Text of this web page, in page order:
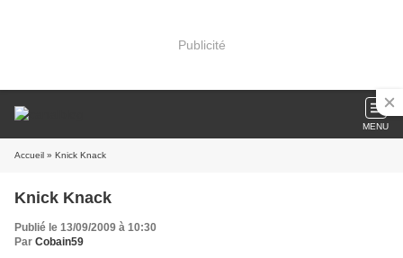
Publicité
MENU
Accueil » Knick Knack
Knick Knack
Publié le 13/09/2009 à 10:30
Par Cobain59